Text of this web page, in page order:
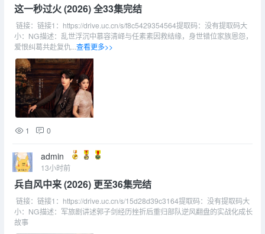
这一秒过火 (2026) 全33集完结
链接：链接1：https://drive.uc.cn/s/f8c5429354564提取码：没有提取码大
小：NG描述：乱世浮沉中慕容清峄与任素素因救结缘，身世错位家族恩怨，
爱恨纠葛共赴复仇...查看更多>>
1 0
admin
13小时前
兵自风中来 (2026) 更至36集完结
链接：链接1：https://drive.uc.cn/s/15d28d39c3164提取码：没有提取码大
小：NG描述：军旅剧讲述郭子剑经历挫折后重归部队逆风翻盘的实战化成长
故事